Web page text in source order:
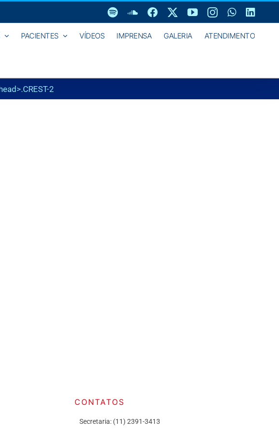
SpotifySoundCloud
FacebookYouTubeInstagram
PACIENTES VÍDEOS IMPRENSA GALERIA ATENDIMENTO
CREST-2
CONTATOS
Secretaria: (11) 2391-3413